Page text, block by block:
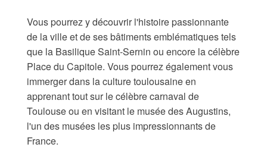
Vous pourrez y découvrir l'histoire passionnante
de la ville et de ses bâtiments emblématiques tels
que la Basilique Saint-Sernin ou encore la célèbre
Place du Capitole. Vous pourrez également vous
immerger dans la culture toulousaine en
apprenant tout sur le célèbre carnaval de
Toulouse ou en visitant le musée des Augustins,
l'un des musées les plus impressionnants de
France.